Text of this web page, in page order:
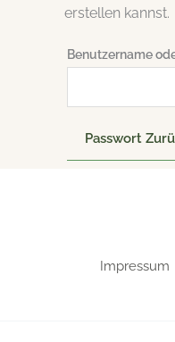
erstellen kannst.
Benutzername
Passwort
Impressum